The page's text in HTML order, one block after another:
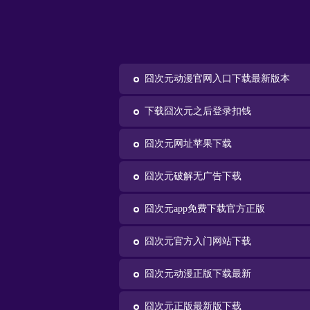
囧次元动漫官网入口下载最新版本
下载囧次元之后登录扣钱
囧次元网址苹果下载
囧次元破解无广告下载
囧次元app免费下载官方正版
囧次元官方入门网站下载
囧次元动漫正版下载最新
囧次元正版最新版下载